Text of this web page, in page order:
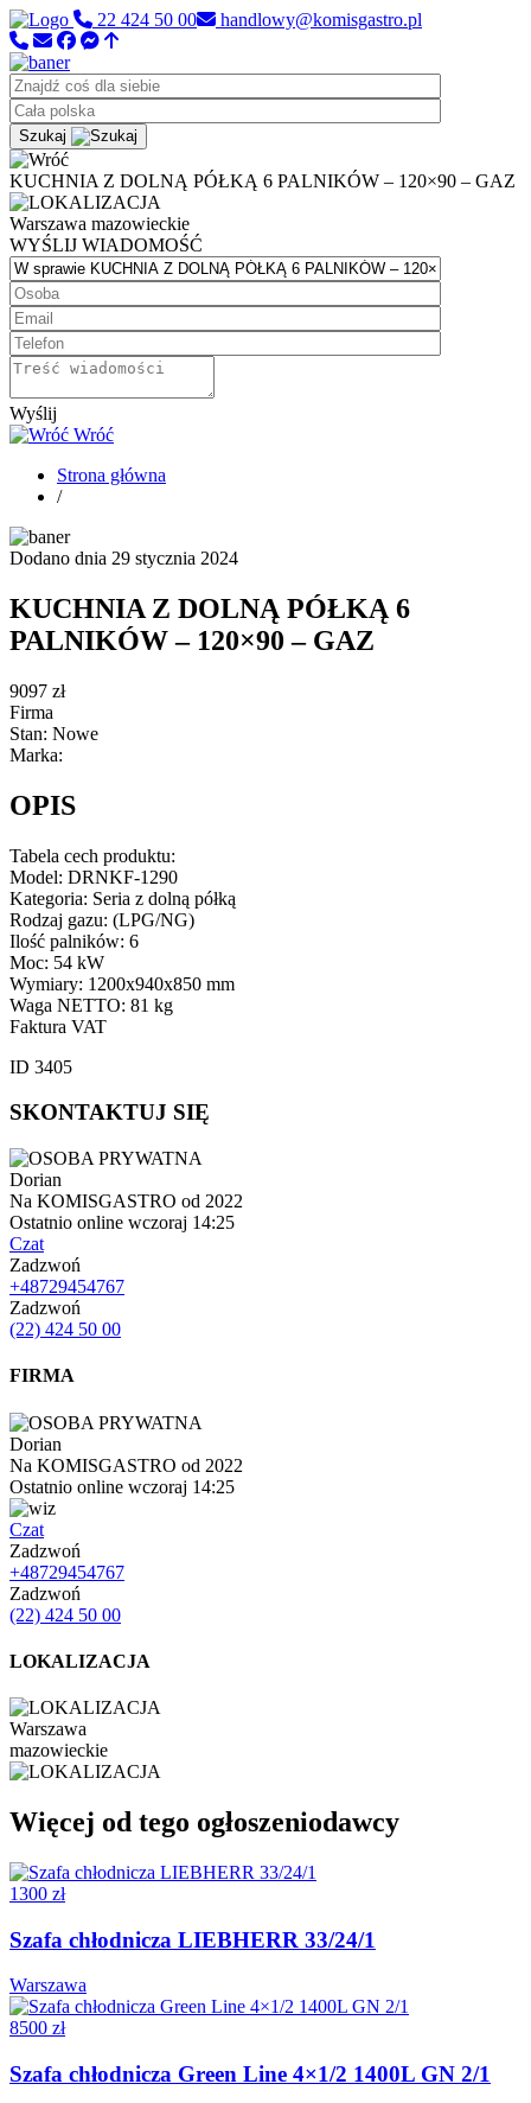
22 424 50 00 handlowy@komisgastro.pl
Szukaj
KUCHNIA Z DOLNĄ PÓŁKĄ 6 PALNIKÓW – 120×90 – GAZ
Warszawa mazowieckie
WYŚLIJ WIADOMOŚĆ
Wyślij
Wróć
Strona główna
/
Dodano dnia 29 stycznia 2024
KUCHNIA Z DOLNĄ PÓŁKĄ 6
PALNIKÓW – 120×90 – GAZ
9097 zł
Firma
Stan: Nowe
Marka:
OPIS
Tabela cech produktu:
Model: DRNKF-1290
Kategoria: Seria z dolną półką
Rodzaj gazu: (LPG/NG)
Ilość palników: 6
Moc: 54 kW
Wymiary: 1200x940x850 mm
Waga NETTO: 81 kg
Faktura VAT
ID 3405
SKONTAKTUJ SIĘ
Dorian
Na KOMISGASTRO od 2022
Ostatnio online wczoraj 14:25
Czat
Zadzwoń
+48729454767
Zadzwoń
(22) 424 50 00
FIRMA
Dorian
Na KOMISGASTRO od 2022
Ostatnio online wczoraj 14:25
Czat
Zadzwoń
+48729454767
Zadzwoń
(22) 424 50 00
LOKALIZACJA
Warszawa
mazowieckie
Więcej od tego ogłoszeniodawcy
1300 zł
Szafa chłodnicza LIEBHERR 33/24/1
Warszawa
8500 zł
Szafa chłodnicza Green Line 4×1/2 1400L GN 2/1